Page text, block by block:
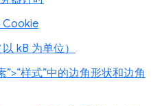
Cookie
kB 为单位）
”>“样式”中的边角形状和边角